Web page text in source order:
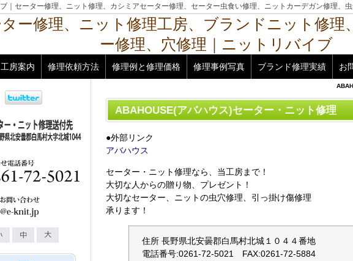
｜セーター修理、ニット修理、カシミアセーター修理、セーター虫食い修理、ニットカーデガン修理、
工房案内 修理依頼方法 修理例と修理価格 修理事例写真 ブランド修理実績 お
ABAHOUSE(アバハウス)セーター・ニット修理
●外部リンク
アバハウス
セーター・ニット修理なら、当工房まで！
大切な人からの贈り物、プレゼント！
大切なセーター、ニットの虫穴修理、引っ掛け傷修理
承ります！
住所 長野県北安曇郡白馬村北城１０４４番地
電話番号:0261-72-5021 FAX:0261-72-5884